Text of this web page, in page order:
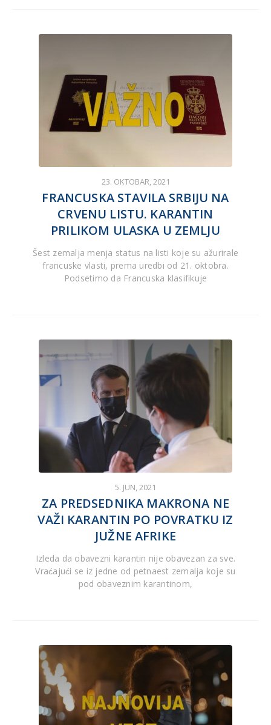
23. OKTOBAR, 2021
FRANCUSKA STAVILA SRBIJU NA
CRVENU LISTU. KARANTIN
PRILIKOM ULASKA U ZEMLJU
Šest zemalja menja status na listi koje su ažurirale
francuske vlasti, prema uredbi od 21. oktobra.
Podsetimo da Francuska klasifikuje
5. JUN, 2021
ZA PREDSEDNIKA MAKRONA NE
VAŽI KARANTIN PO POVRATKU IZ
JUŽNE AFRIKE
Izleda da obavezni karantin nije obavezan za sve.
Vraćajući se iz jedne od petnaest zemalja koje su
pod obaveznim karantinom,